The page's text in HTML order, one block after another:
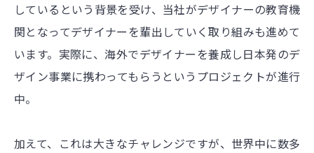
しているという背景を受け、当社がデザイナーの教育機
関となってデザイナーを輩出していく取り組みも進めて
います。実際に、海外でデザイナーを養成し日本発のデ
ザイン事業に携わってもらうというプロジェクトが進行
中。
加えて、これは大きなチャレンジですが、世界中に数多